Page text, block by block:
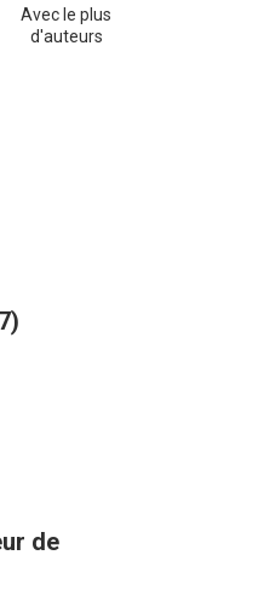
Avec le plus
d'auteurs
de